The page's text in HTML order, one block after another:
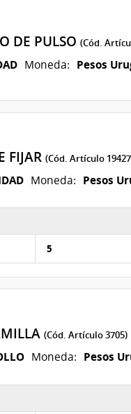
DE PULSO (Cód.
Moneda: Pesos
FIJAR (Cód. Artículo
Moneda: Pesos
5
(Cód. Artículo 3705)
Moneda: Pesos